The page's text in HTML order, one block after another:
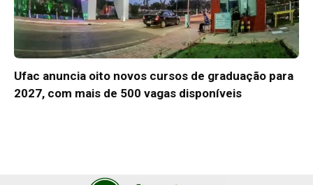
Ufac anuncia oito novos cursos de graduação para
2027, com mais de 500 vagas disponíveis